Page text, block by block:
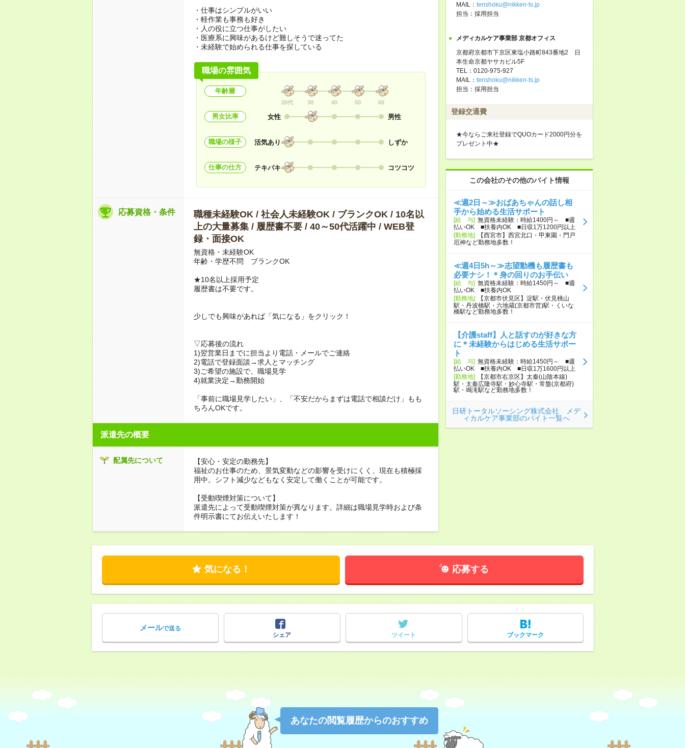
・仕事はシンプルがいい
・軽作業も事務も好き
・人の役に立つ仕事がしたい
・医療系に興味があるけど難しそうで迷ってた
・未経験で始められる仕事を探している
職場の雰囲気
年齢層
20代 30 40 50 60
男女比率 女性 男性
職場の様子 活気あり しずか
仕事の仕方 テキパキ コツコツ
応募資格・条件
職種未経験OK / 社会人未経験OK / ブランクOK / 10名以
上の大量募集 / 履歴書不要 / 40～50代活躍中 / WEB登
録・面接OK
無資格・未経験OK
年齢・学歴不問 ブランクOK
★10名以上採用予定
履歴書は不要です。
少しでも興味があれば「気になる」をクリック！
▽応募後の流れ
1)翌営業日までに担当より電話・メールでご連絡
2)電話で登録面談→求人とマッチング
3)ご希望の施設で、職場見学
4)就業決定→勤務開始
「事前に職場見学したい」、「不安だからまずは電話で相談だけ」もも
ちろんOKです。
派遣先の概要
配属先について
【安心・安定の勤務先】
福祉のお仕事のため、景気変動などの影響を受けにくく、現在も積極採
用中。シフト減少などもなく安定して働くことが可能です。
【受動喫煙対策について】
派遣先によって受動喫煙対策が異なります。詳細は職場見学時および条
件明示書にてお伝えいたします！
MAIL： tenshoku@nikken-ts.jp
担当：採用担当
メディカルケア事業部 京都オフィス
京都府京都市下京区東塩小路町843番地2 日
本生命京都ヤサカビル5F
TEL：0120-975-927
MAIL： tenshoku@nikken-ts.jp
担当：採用担当
登録交通費
★今ならご来社登録でQUOカード2000円分を
プレゼント中★
この会社のその他のバイト情報
≪週2日～≫おばあちゃんの話し相
手から始める生活サポート
[給 与] 無資格未経験：時給1400円～ ■週
払いOK ■扶養内OK ■日収1万1200円以上
[勤務地]
【西宮市】西宮北口・甲東園・門戸
厄神など勤務地多数！
≪週4日5h～≫志望動機も履歴書も
必要ナシ！＊身の回りのお手伝い
[給 与] 無資格未経験：時給1450円～ ■週
払いOK ■扶養内OK
[勤務地]
【京都市伏見区】淀駅・伏見桃山
駅・丹波橋駅・六地蔵(京都市営)駅・くいな
橋駅など勤務地多数！
【介護staff】人と話すのが好きな方
に＊未経験からはじめる生活サポー
ト
[給 与] 無資格未経験：時給1450円～ ■週
払いOK ■扶養内OK ■日収1万1600円以上
[勤務地]
【京都市右京区】太秦(山陰本線)
駅・太秦広隆寺駅・妙心寺駅・常盤(京都府)
駅・鳴滝駅など勤務地多数！
日研トータルソーシング株式会社 メデ
ィカルケア事業部のバイト一覧へ
気になる！ 応募する
メールで送る
シェア
ツイート ブックマーク
あなたの閲覧履歴からのおすすめ